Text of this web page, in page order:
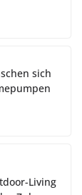
sich
Living